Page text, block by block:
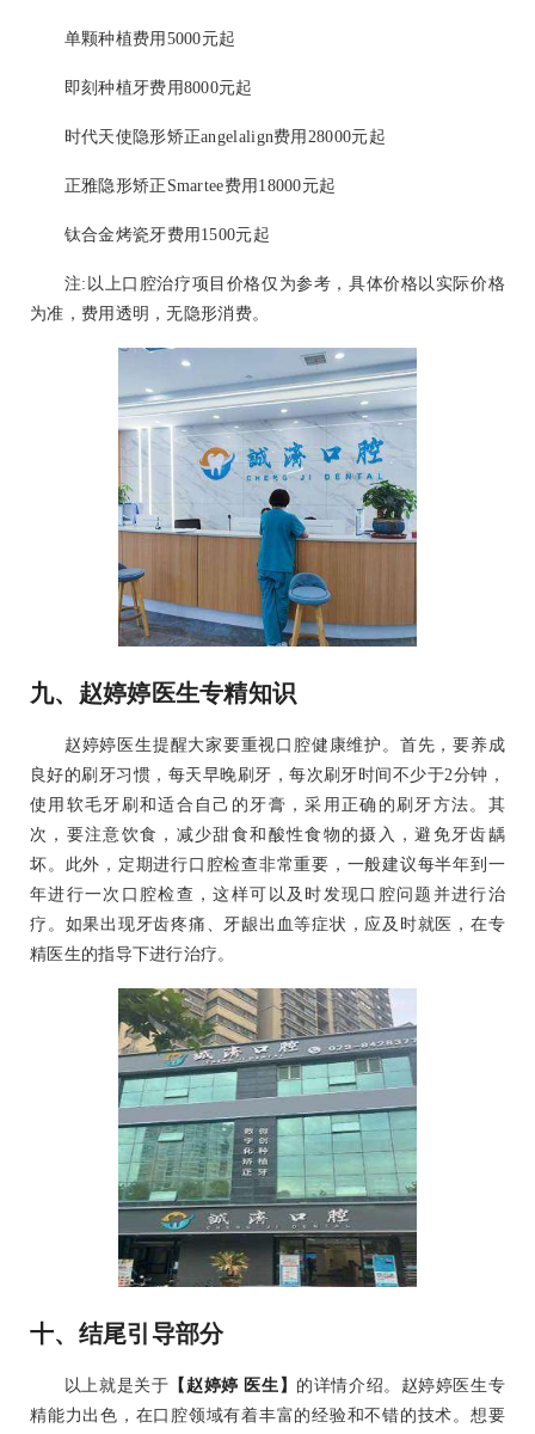
单颗种植费用5000元起
即刻种植牙费用8000元起
时代天使隐形矫正angelalign费用28000元起
正雅隐形矫正Smartee费用18000元起
钛合金烤瓷牙费用1500元起
注:以上口腔治疗项目价格仅为参考，具体价格以实际价格
为准，费用透明，无隐形消费。
九、赵婷婷医生专精知识
赵婷婷医生提醒大家要重视口腔健康维护。首先，要养成
良好的刷牙习惯，每天早晚刷牙，每次刷牙时间不少于2分钟，
使用软毛牙刷和适合自己的牙膏，采用正确的刷牙方法。其
次，要注意饮食，减少甜食和酸性食物的摄入，避免牙齿龋
坏。此外，定期进行口腔检查非常重要，一般建议每半年到一
年进行一次口腔检查，这样可以及时发现口腔问题并进行治
疗。如果出现牙齿疼痛、牙龈出血等症状，应及时就医，在专
精医生的指导下进行治疗。
十、结尾引导部分
以上就是关于 【赵婷婷 医生】 的详情介绍。赵婷婷医生专
精能力出色，在口腔领域有着丰富的经验和不错的技术。想要